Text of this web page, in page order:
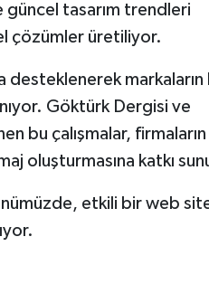
güncel tasarım trendleri
çözümler üretiliyor.
desteklenerek
Göktürk Dergisi ve
bu çalışmalar,
oluşturmasına katkı
etkili bir web